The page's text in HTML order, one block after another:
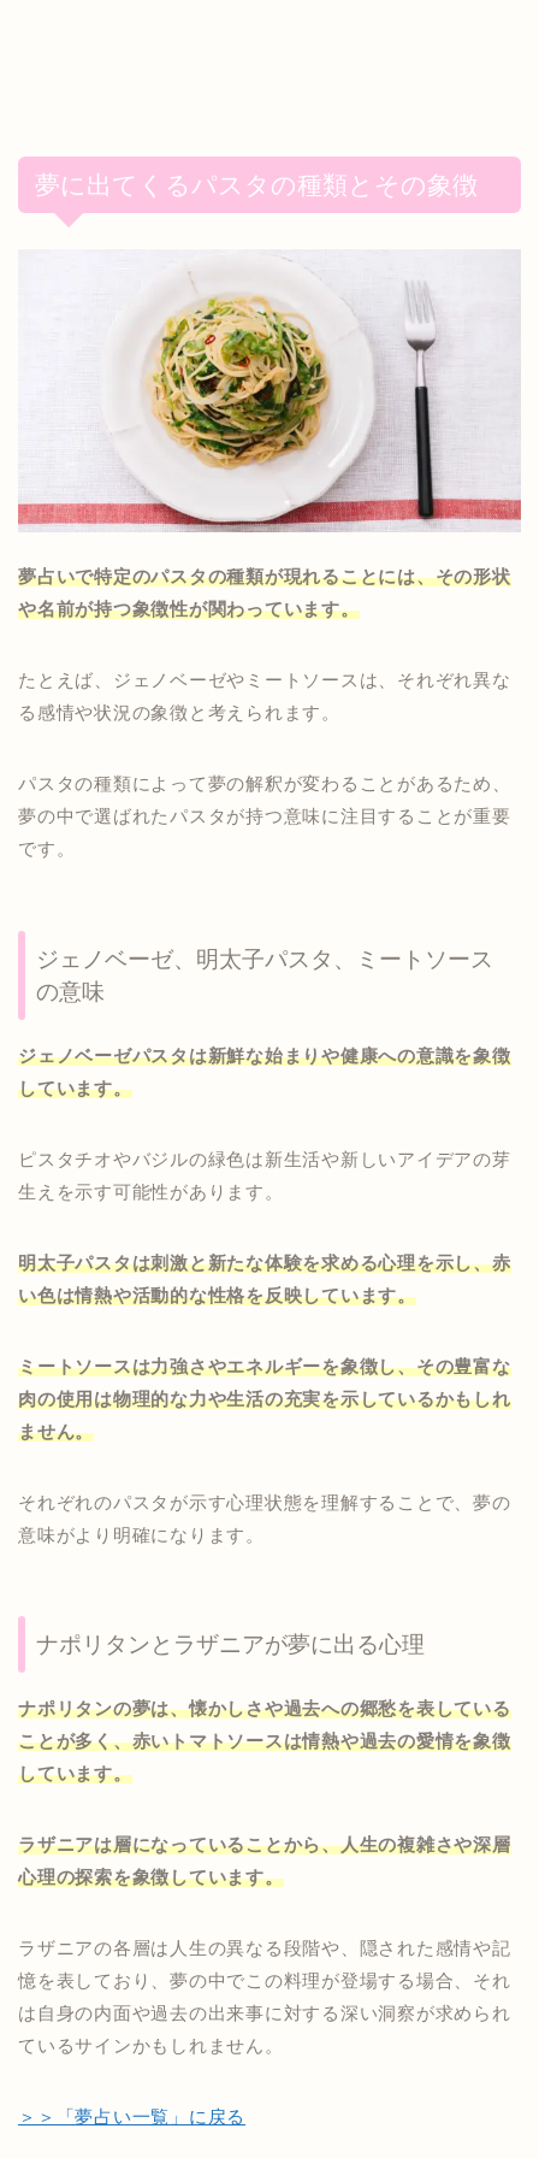
夢に出てくるパスタの種類とその象徴
夢占いで特定のパスタの種類が現れることには、その形状
や名前が持つ象徴性が関わっています。
たとえば、ジェノベーゼやミートソースは、それぞれ異な
る感情や状況の象徴と考えられます。
パスタの種類によって夢の解釈が変わることがあるため、
夢の中で選ばれたパスタが持つ意味に注目することが重要
です。
ジェノベーゼ、明太子パスタ、ミートソース
の意味
ジェノベーゼパスタは新鮮な始まりや健康への意識を象徴
しています。
ピスタチオやバジルの緑色は新生活や新しいアイデアの芽
生えを示す可能性があります。
明太子パスタは刺激と新たな体験を求める心理を示し、赤
い色は情熱や活動的な性格を反映しています。
ミートソースは力強さやエネルギーを象徴し、その豊富な
肉の使用は物理的な力や生活の充実を示しているかもしれ
ません。
それぞれのパスタが示す心理状態を理解することで、夢の
意味がより明確になります。
ナポリタンとラザニアが夢に出る心理
ナポリタンの夢は、懐かしさや過去への郷愁を表している
ことが多く、赤いトマトソースは情熱や過去の愛情を象徴
しています。
ラザニアは層になっていることから、人生の複雑さや深層
心理の探索を象徴しています。
ラザニアの各層は人生の異なる段階や、隠された感情や記
憶を表しており、夢の中でこの料理が登場する場合、それ
は自身の内面や過去の出来事に対する深い洞察が求められ
ているサインかもしれません。
＞＞「夢占い一覧」に戻る